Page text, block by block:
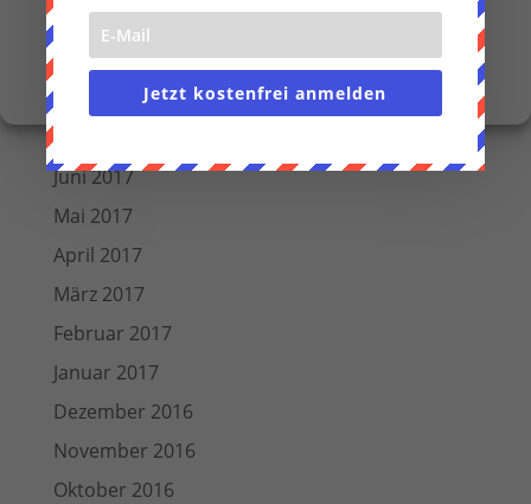
Cookie-RichtlinieDatenschutzerklärungImpressum
November 2017
Oktober 2017
August 2017
Juli 2017
Juni 2017
Mai 2017
April 2017
März 2017
Februar 2017
Januar 2017
Dezember 2016
November 2016
Oktober 2016
Jetzt kostenfrei anmelden